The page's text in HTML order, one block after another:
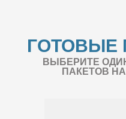
ГОТОВЫЕ
ВЫБЕРИТЕ
ПАКЕТОВ